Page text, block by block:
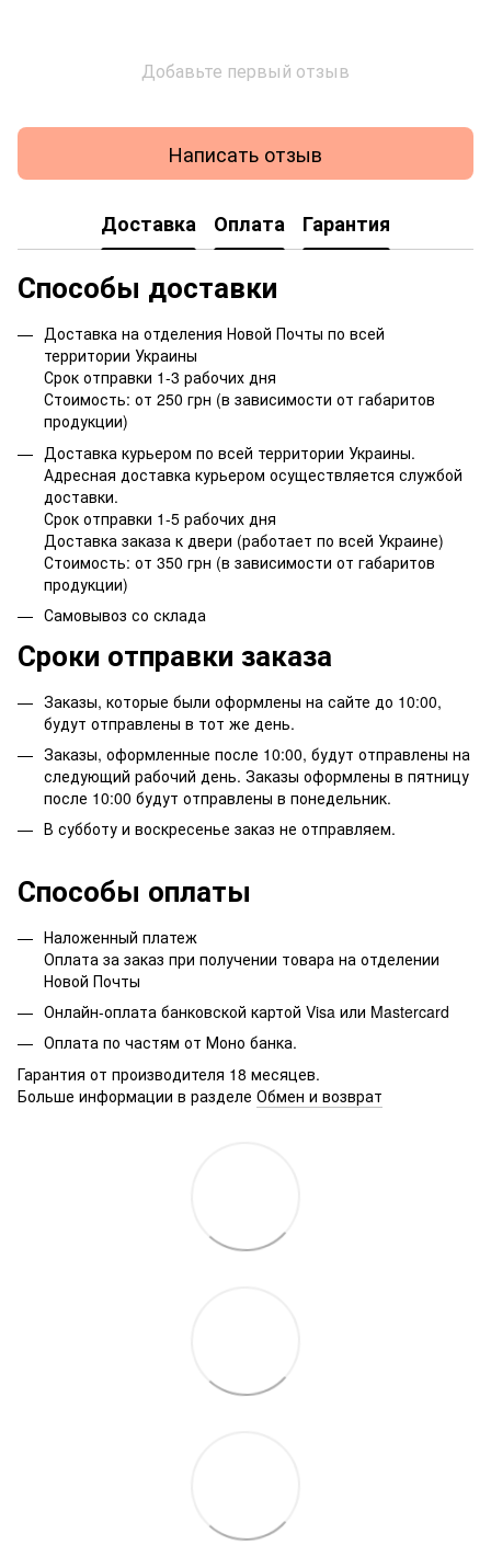
Добавьте первый отзыв
Написать отзыв
Доставка Оплата Гарантия
Способы доставки
Доставка на отделения Новой Почты по всей
территории Украины
Срок отправки 1-3 рабочих дня
Стоимость: от 250 грн (в зависимости от габаритов
продукции)
Доставка курьером по всей территории Украины.
Адресная доставка курьером осуществляется службой
доставки.
Срок отправки 1-5 рабочих дня
Доставка заказа к двери (работает по всей Украине)
Стоимость: от 350 грн (в зависимости от габаритов
продукции)
Самовывоз со склада
Сроки отправки заказа
Заказы, которые были оформлены на сайте до 10:00,
будут отправлены в тот же день.
Заказы, оформленные после 10:00, будут отправлены на
следующий рабочий день. Заказы оформлены в пятницу
после 10:00 будут отправлены в понедельник.
В субботу и воскресенье заказ не отправляем.
Способы оплаты
Наложенный платеж
Оплата за заказ при получении товара на отделении
Новой Почты
Онлайн-оплата банковской картой Visa или Mastercard
Оплата по частям от Моно банка.
Гарантия от производителя 18 месяцев.
Больше информации в разделе Обмен и возврат